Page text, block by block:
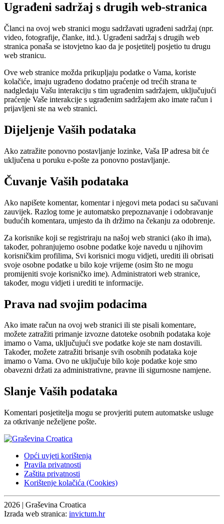
Ugrađeni sadržaj s drugih web-stranica
Članci na ovoj web stranici mogu sadržavati ugrađeni sadržaj (npr.
video, fotografije, članke, itd.). Ugrađeni sadržaj s drugih web
stranica ponaša se istovjetno kao da je posjetitelj posjetio tu drugu
web stranicu.
Ove web stranice možda prikupljaju podatke o Vama, koriste
kolačiće, imaju ugrađeno dodatno praćenje od trećih strana te
nadgledaju Vašu interakciju s tim ugrađenim sadržajem, uključujući
praćenje Vaše interakcije s ugrađenim sadržajem ako imate račun i
prijavljeni ste na web stranici.
Dijeljenje Vaših podataka
Ako zatražite ponovno postavljanje lozinke, Vaša IP adresa bit će
uključena u poruku e-pošte za ponovno postavljanje.
Čuvanje Vaših podataka
Ako napišete komentar, komentar i njegovi meta podaci su sačuvani
zauvijek. Razlog tome je automatsko prepoznavanje i odobravanje
budućih komentara, umjesto da ih držimo na čekanju za odobrenje.
Za korisnike koji se registriraju na našoj web stranici (ako ih ima),
također, pohranjujemo osobne podatke koje navedu u njihovim
korisničkim profilima, Svi korisnici mogu vidjeti, urediti ili obrisati
svoje osobne podatke u bilo koje vrijeme (osim što ne mogu
promijeniti svoje korisničko ime). Administratori web stranice,
također, mogu vidjeti i urediti te informacije.
Prava nad svojim podacima
Ako imate račun na ovoj web stranici ili ste pisali komentare,
možete zatražiti primanje izvozne datoteke osobnih podataka koje
imamo o Vama, uključujući sve podatke koje ste nam dostavili.
Također, možete zatražiti brisanje svih osobnih podataka koje
imamo o Vama. Ovo ne uključuje bilo koje podatke koje smo
obavezni držati za administrativne, pravne ili sigurnosne namjene.
Slanje Vaših podataka
Komentari posjetitelja mogu se provjeriti putem automatske usluge
za otkrivanje neželjene pošte.
Opći uvjeti korištenja
Pravila privatnosti
Zaštita privatnosti
Korištenje kolačića (Cookies)
2026 | Graševina Croatica
Izrada web stranica: invictum.hr